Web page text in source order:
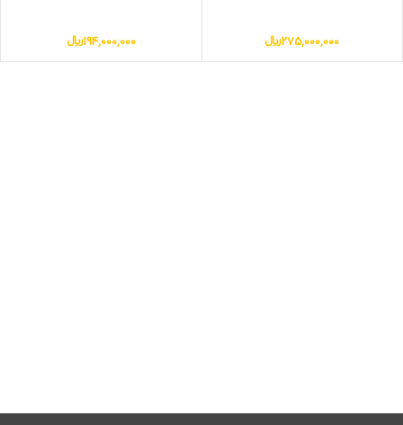
275,000,000﷼ 194,000,000﷼